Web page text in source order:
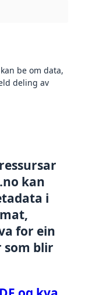
be om data,
deling av
kan
i
for ein
som blir